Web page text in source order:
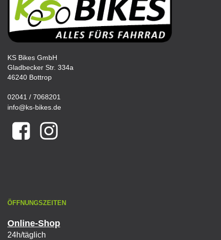
KS Bikes GmbH
Gladbecker Str. 334a
46240 Bottrop
02041 / 7068201
info@ks-bikes.de
ÖFFNUNGSZEITEN
Online-Shop
24h/täglich